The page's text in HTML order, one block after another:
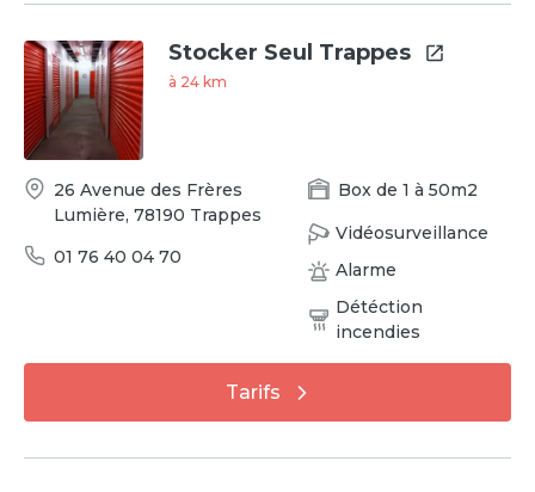
Stocker Seul Trappes
à 24 km
26 Avenue des Frères
Lumière, 78190 Trappes
01 76 40 04 70
Boxde 1 à 50m2
Vidéosurveillance
Alarme
Détéction
incendies
Tarifs